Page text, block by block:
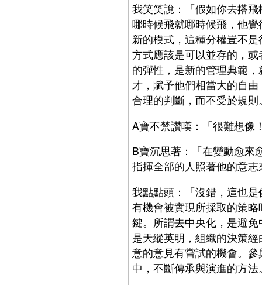
我笑笑說：「假如你去搭
哪時候飛就哪時候飛，他
新的模式，這種分權豈不
方式應該是可以並存的，
的彈性，是新的管理典範
才，賦予他們相當大的自
合理的判斷，而不受於規則
A寶不禁讚嘆：「很難想像
B寶沉思著：「在變動愈來
指揮全部的人照著他的意
我點點頭：「沒錯，這也
有機會被實現所採取的策
鍵。所謂去中央化，是避
是天縱英明，組織的決策
意的意見有嘗試的機會。
中，不斷傳承與演進的方法